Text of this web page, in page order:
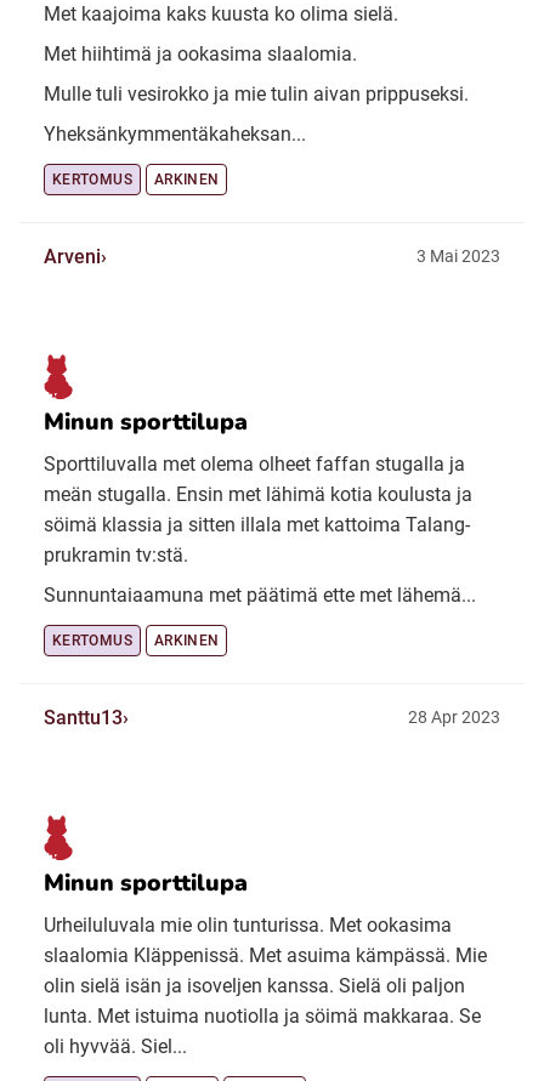
Met kaajoima kaks kuusta ko olima sielä.
Met hiihtimä ja ookasima slaalomia.
Mulle tuli vesirokko ja mie tulin aivan prippuseksi.
Yheksänkymmentäkaheksan...
KERTOMUS ARKINEN
Arveni 3 Mai 2023
Minun sporttilupa
Sporttiluvalla met olema olheet faffan stugalla ja
meän stugalla. Ensin met lähimä kotia koulusta ja
söimä klassia ja sitten illala met kattoima Talang-
prukramin tv:stä.
Sunnuntaiaamuna met päätimä ette met lähemä...
KERTOMUS ARKINEN
Santtu13 28 Apr 2023
Minun sporttilupa
Urheiluluvala mie olin tunturissa. Met ookasima
slaalomia Kläppenissä. Met asuima kämpässä. Mie
olin sielä isän ja isoveljen kanssa. Sielä oli paljon
lunta. Met istuima nuotiolla ja söimä makkaraa. Se
oli hyvvää. Siel...